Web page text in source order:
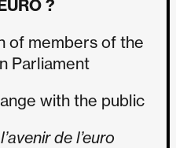
?
of members of the
Parliament
with the public
de l’euro